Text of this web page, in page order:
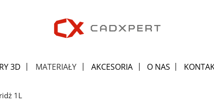
3D MATERIAŁY AKCESORIA O NAS
1L